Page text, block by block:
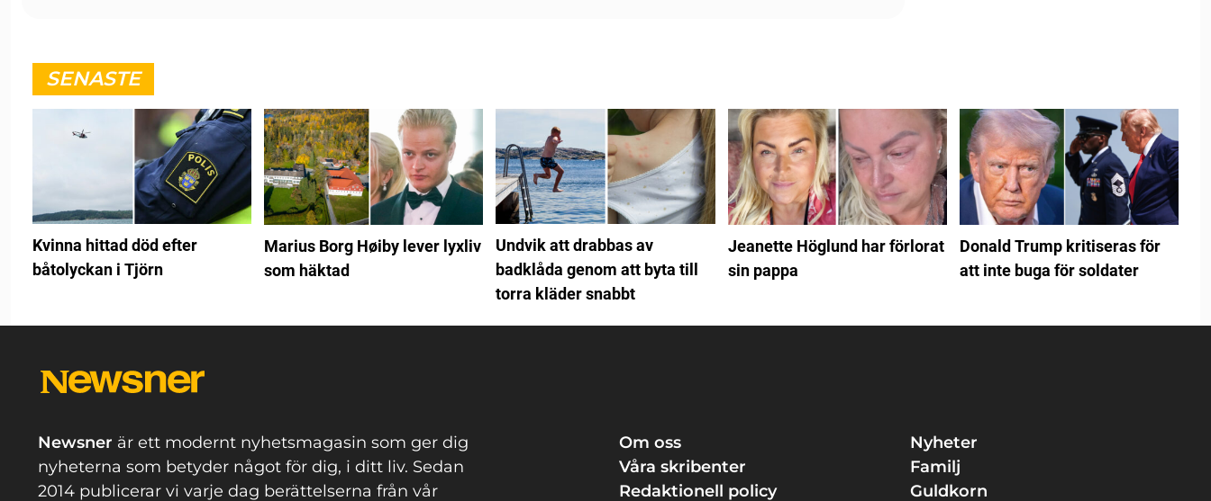
SENASTE
Kvinna hittad död efter
båtolyckan i Tjörn
Marius Borg Høiby lever lyxliv
som häktad
Undvik att drabbas av
badklåda genom att byta till
torra kläder snabbt
Jeanette Höglund har förlorat
sin pappa
Donald Trump kritiseras för
att inte buga för soldater
Newsner är ett modernt nyhetsmagasin som ger dig
nyheterna som betyder något för dig, i ditt liv. Sedan
2014 publicerar vi varje dag berättelserna från vår
Om oss
Våra skribenter
Redaktionell policy
Nyheter
Familj
Guldkorn